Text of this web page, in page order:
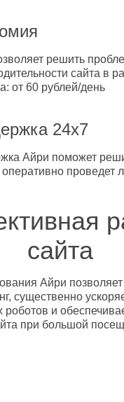
решить
сайта в
от 60 рублей/день
24x7
Айри поможет
оперативно проведет
сайта
Айри
существенно
роботов и
при большой